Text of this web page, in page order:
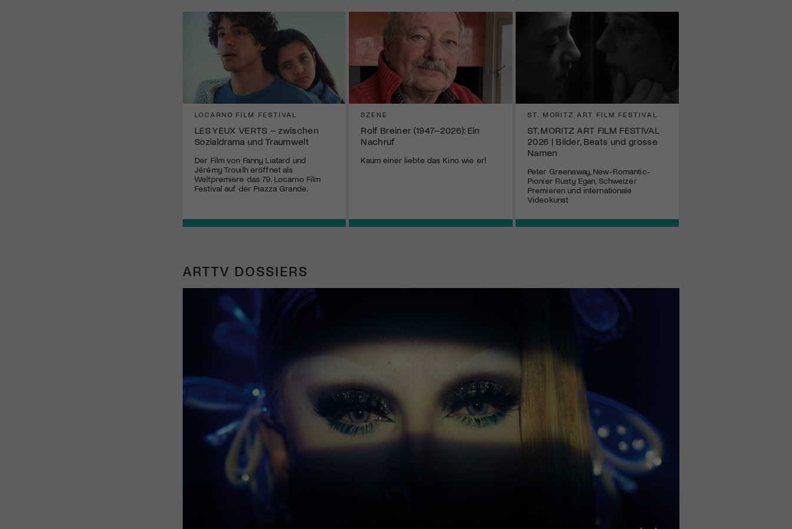
LOCARNO FILM FESTIVAL
LES YEUX VERTS – zwischen
Sozialdrama und Traumwelt
Der Film von Fanny Liatard und
Jérémy Trouilh eröffnet als
Weltpremiere das 79. Locarno Film
Festival auf der Piazza Grande.
SZENE
Rolf Breiner (1947–2026): Ein
Nachruf
Kaum einer liebte das Kino wie er!
ST. MORITZ ART FILM FESTIVAL
ST. MORITZ ART FILM FESTIVAL
2026 | Bilder, Beats und grosse
Namen
Peter Greenaway, New-Romantic-
Pionier Rusty Egan, Schweizer
Premieren und internationale
Videokunst
ARTTV DOSSIERS